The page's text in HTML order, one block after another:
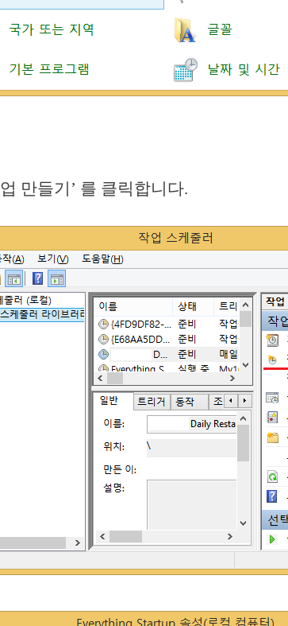
만들기’ 를 클릭합니다.